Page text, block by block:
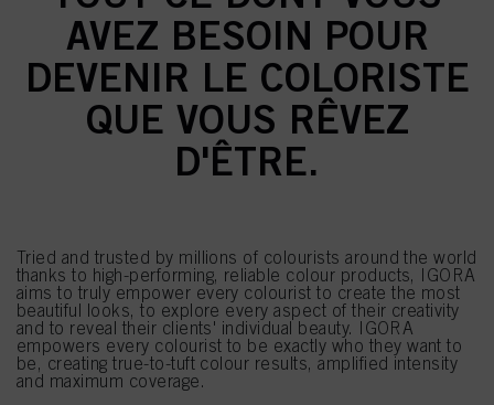
AVEZ BESOIN POUR
DEVENIR LE COLORISTE
QUE VOUS RÊVEZ
D'ÊTRE.
Tried and trusted by millions of colourists around the world
thanks to high-performing, reliable colour products, IGORA
aims to truly empower every colourist to create the most
beautiful looks, to explore every aspect of their creativity
and to reveal their clients' individual beauty. IGORA
empowers every colourist to be exactly who they want to
be, creating true-to-tuft colour results, amplified intensity
and maximum coverage.